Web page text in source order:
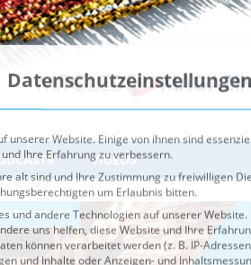
VIDEOS
alt sind und Ihre Zustimmung zu freiwilligen
um Erlaubnis bitten.
und andere Technologien auf unserer Website.
können verarbeitet werden (z. B. IP-
und Inhalte oder Anzeigen- und
Verwendung Ihrer Daten finden Sie in unserer
Service-Gruppen, für die eine
Speichern
Alle akzeptieren